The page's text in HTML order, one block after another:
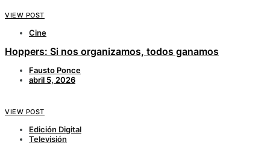
VIEW POST
Cine
Hoppers: Si nos organizamos, todos ganamos
Fausto Ponce
abril 5, 2026
VIEW POST
Edición Digital
Televisión